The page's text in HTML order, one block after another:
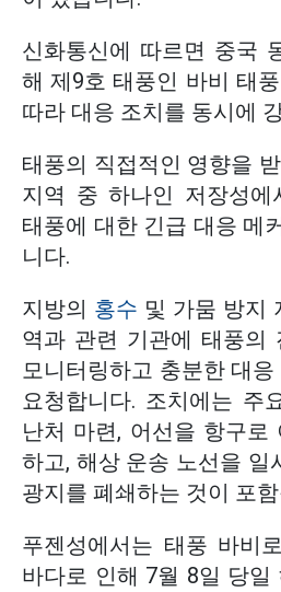
신화통신에 따르면 중국
해 제9호 태풍인 바비 태
따라 대응 조치를 동시에
태풍의 직접적인 영향을
지역 중 하나인 저장성에
태풍에 대한 긴급 대응 메
니다.
지방의 홍수 및 가뭄 방지
역과 관련 기관에 태풍의
모니터링하고 충분한 대
요청합니다. 조치에는 주
난처 마련, 어선을 항구로
하고, 해상 운송 노선을 일
광지를 폐쇄하는 것이 포
푸젠성에서는 태풍 바비
바다로 인해 7월 8일 당일